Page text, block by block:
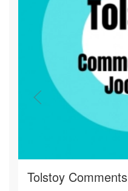
Tolstoy Comments